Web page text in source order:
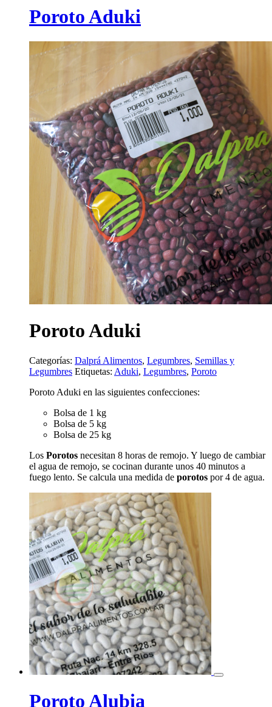
Poroto Aduki
Poroto Aduki
Categorías: Dalprá Alimentos, Legumbres, Semillas y
Legumbres Etiquetas: Aduki, Legumbres, Poroto
Poroto Aduki en las siguientes confecciones:
Bolsa de 1 kg
Bolsa de 5 kg
Bolsa de 25 kg
Los Porotos necesitan 8 horas de remojo. Y luego de cambiar
el agua de remojo, se cocinan durante unos 40 minutos a
fuego lento. Se calcula una medida de porotos por 4 de agua.
Poroto Alubia